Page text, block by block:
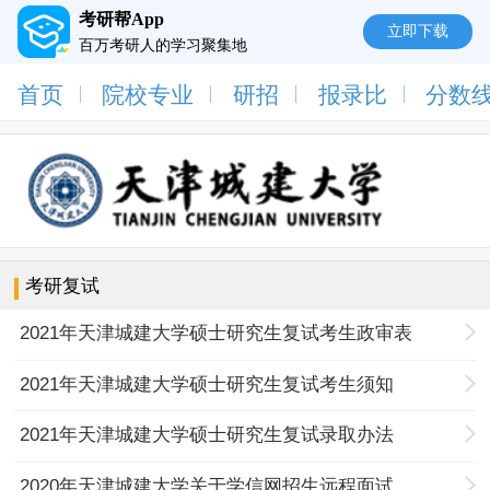
考研帮App
百万考研人的学习聚集地
立即下载
首页 院校专业 研招 报录比 分数
考研复试
2021年天津城建大学硕士研究生复试考生政审表
2021年天津城建大学硕士研究生复试考生须知
2021年天津城建大学硕士研究生复试录取办法